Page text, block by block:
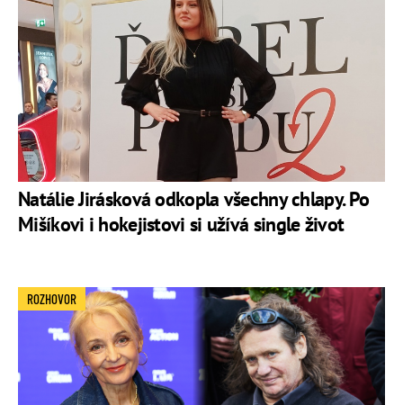
Natálie Jirásková odkopla všechny chlapy. Po
Mišíkovi i hokejistovi si užívá single život
ROZHOVOR